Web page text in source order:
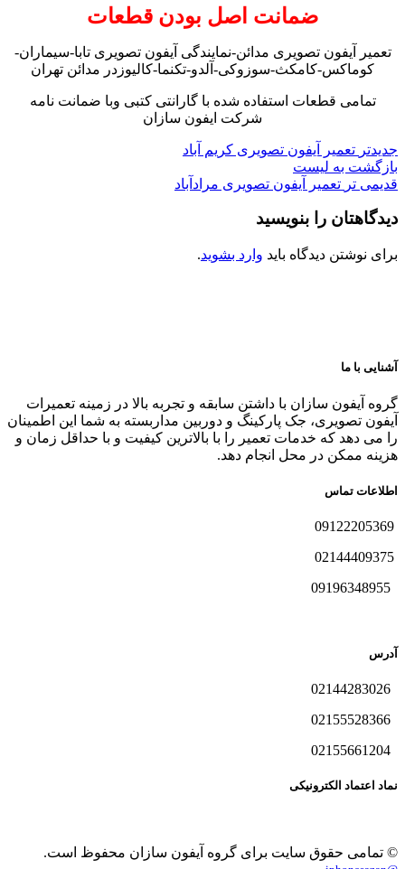
ضمانت اصل بودن قطعات
تعمیر آیفون تصویری مدائن-نمایندگی آیفون تصویری تابا-سیماران-
کوماکس-کامکث-سوزوکی-آلدو-تکنما-کالیوزدر مدائن تهران
تمامی قطعات استفاده شده با گارانتی کتبی وبا ضمانت نامه
شرکت ایفون سازان
جدیدتر تعمیر آیفون تصویری کریم آباد
بازگشت به لیست
قدیمی تر تعمیر آیفون تصویری مرادآباد
دیدگاهتان را بنویسید
برای نوشتن دیدگاه باید وارد بشوید.
آشنایی با ما
گروه آیفون سازان با داشتن سابقه و تجربه بالا در زمینه تعمیرات
آیفون تصویری، جک پارکینگ و دوربین مداربسته به شما این اطمینان
را می دهد که خدمات تعمیر را با بالاترین کیفیت و با حداقل زمان و
هزینه ممکن در محل انجام دهد.
اطلاعات تماس
آدرس
نماد اعتماد الکترونیکی
© تمامی حقوق سایت برای گروه آیفون سازان محفوظ است.